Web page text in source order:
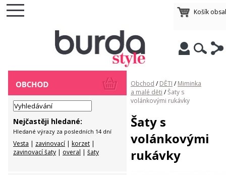
Košík
Nejčastěji hledané:
Hledané výrazy za posledních 14 dní
Vesta | zavinovací | korzet |
zavinovací šaty | overal | šaty
Obchod / DĚTI / Miminka
a malé děti /Šaty s
volánkovými rukávky
Šaty s
volánkovými
rukávky